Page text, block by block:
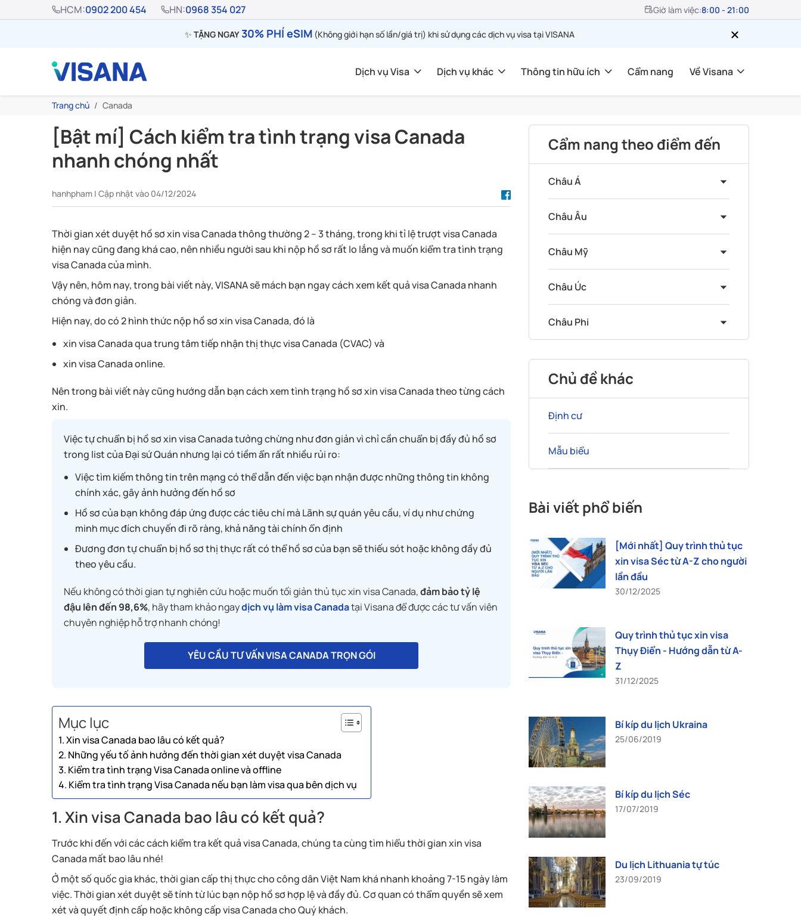
HCM:0902 200 454 HN:0968 354 027 Giờ làm việc:8:00 - 21:00
✨ TẶNG NGAY30% PHÍ eSIM (Không giới hạn số lần/giá trị) khi sử dụng các dịch vụ visa tại VISANA
Dịch vụ Visa Dịch vụ khác Thông tin hữu ích Cẩm nang Về Visana
Trang chủ Canada
[Bật mí] Cách kiểm tra tình trạng visa Canada
nhanh chóng nhất
hanhpham | Cập nhật vào 04/12/2024
Thời gian xét duyệt hồ sơ xin visa Canada thông thường 2 – 3 tháng, trong khi tỉ lệ trượt visa Canada
hiện nay cũng đang khá cao, nên nhiều người sau khi nộp hồ sơ rất lo lắng và muốn kiểm tra tình trạng
visa Canada của mình.
Vậy nên, hôm nay, trong bài viết này, VISANA sẽ mách bạn ngay cách xem kết quả visa Canada nhanh
chóng và đơn giản.
Hiện nay, do có 2 hình thức nộp hồ sơ xin visa Canada, đó là
xin visa Canada qua trung tâm tiếp nhận thị thực visa Canada (CVAC) và
xin visa Canada online.
Nên trong bài viết này cũng hướng dẫn bạn cách xem tình trạng hồ sơ xin visa Canada theo từng cách
xin.
Việc tự chuẩn bị hồ sơ xin visa Canada tưởng chừng như đơn giản vì chỉ cần chuẩn bị đầy đủ hồ sơ
trong list của Đại sứ Quán nhưng lại có tiềm ẩn rất nhiều rủi ro:
Việc tìm kiếm thông tin trên mạng có thể dẫn đến việc bạn nhận được những thông tin không
chính xác, gây ảnh hưởng đến hồ sơ
Hồ sơ của bạn không đáp ứng được các tiêu chí mà Lãnh sự quán yêu cầu, ví dụ như chứng
minh mục đích chuyến đi rõ ràng, khả năng tài chính ổn định
Đương đơn tự chuẩn bị hồ sơ thị thực rất có thể hồ sơ của bạn sẽ thiếu sót hoặc không đầy đủ
theo yêu cầu.
Nếu không có thời gian tự nghiên cứu hoặc muốn tối giản thủ tục xin visa Canada,đảm bảo tỷ lệ
đậu lên đến 98,6%, hãy tham khảo ngaydịch vụ làm visa Canadatại Visana để được các tư vấn viên
chuyên nghiệp hỗ trợ nhanh chóng!
YÊU CẦU TƯ VẤN VISA CANADA TRỌN GÓI
Mục lục
1. Xin visa Canada bao lâu có kết quả?
2. Những yếu tố ảnh hưởng đến thời gian xét duyệt visa Canada
3. Kiểm tra tình trạng Visa Canada online và offline
4. Kiểm tra tình trạng Visa Canada nếu bạn làm visa qua bên dịch vụ
1. Xin visa Canada bao lâu có kết quả?
Trước khi đến với các cách kiểm tra kết quả visa Canada, chúng ta cùng tìm hiểu thời gian xin visa
Canada mất bao lâu nhé!
Ở một số quốc gia khác, thời gian cấp thị thực cho công dân Việt Nam khá nhanh khoảng 7-15 ngày làm
việc. Thời gian xét duyệt sẽ tính từ lúc bạn nộp hồ sơ hợp lệ và đầy đủ. Cơ quan có thẩm quyền sẽ xem
xét và quyết định cấp hoặc không cấp visa Canada cho Quý khách.
Cẩm nang theo điểm đến
Châu Á
Châu Âu
Châu Mỹ
Châu Úc
Châu Phi
Chủ đề khác
Định cư
Mẫu biểu
Bài viết phổ biến
[Mới nhất] Quy trình thủ tục
xin visa Séc từ A-Z cho người
lần đầu
30/12/2025
Quy trình thủ tục xin visa
Thụy Điển - Hướng dẫn từ A-
Z
31/12/2025
Bí kíp du lịch Ukraina
25/06/2019
Bí kíp du lịch Séc
17/07/2019
Du lịch Lithuania tự túc
23/09/2019